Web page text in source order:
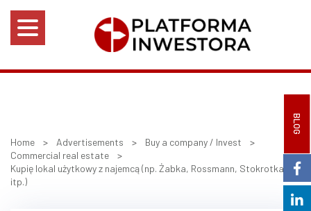
BLOG
Home > Advertisements > Buy a company / Invest >
Commercial real estate >
Kupię lokal użytkowy z najemcą (np. Żabka, Rossmann, Stokrotka,
itp.)